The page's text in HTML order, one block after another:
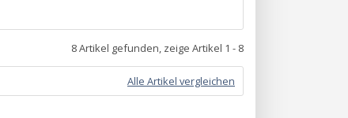
8 Artikel gefunden, zeige Artikel 1 - 8
Alle Artikel vergleichen